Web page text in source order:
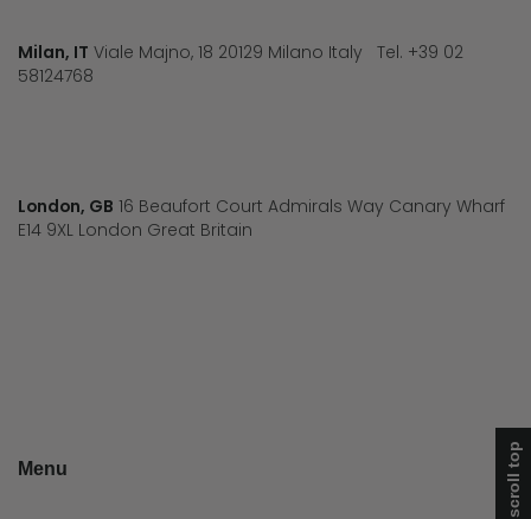
Milan, IT Viale Majno, 18 20129 Milano Italy Tel. +39 02
58124768
London, GB 16 Beaufort Court Admirals Way Canary Wharf
E14 9XL London Great Britain
Menu scroll top